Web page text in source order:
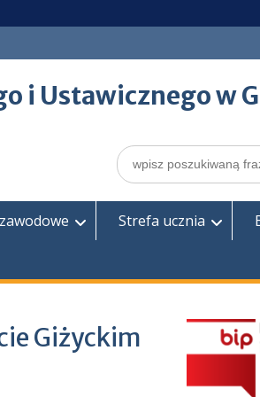
i Ustawicznego w
Search
for:
Strefa ucznia
Giżyckim